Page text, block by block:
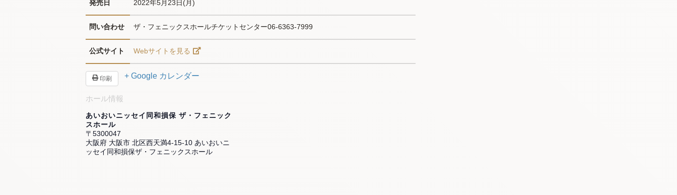
発売日 2022年5月23日(月)
問い合わせ ザ・フェニックスホールチケットセンター06-6363-7999
公式サイト Webサイトを見る
印刷 + Google カレンダー
ホール情報
あいおいニッセイ同和損保 ザ・フェニック
スホール
〒5300047
大阪府 大阪市 北区西天満4-15-10 あいおいニ
ッセイ同和損保ザ・フェニックスホール